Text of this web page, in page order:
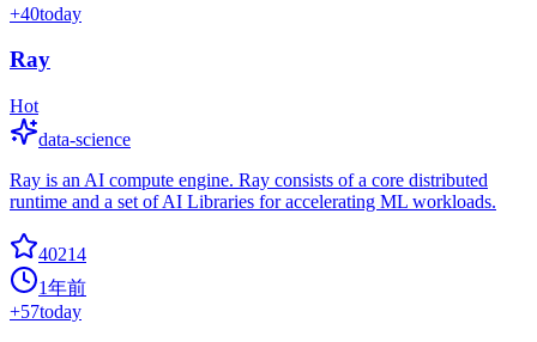
+40today
Ray
Hot
data-science
Ray is an AI compute engine. Ray consists of a core distributed
runtime and a set of AI Libraries for accelerating ML workloads.
40214
1年前
+57today